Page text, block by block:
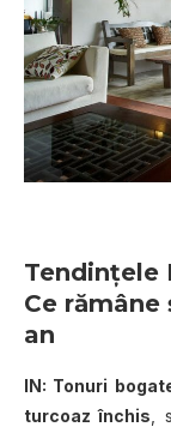
Tendinţele
Ce rămâne
an
IN: Tonuri
turcoaz închis ,